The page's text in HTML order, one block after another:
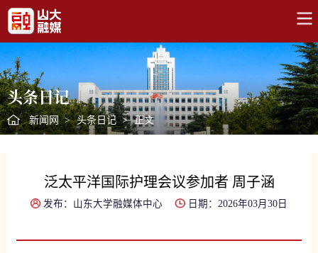
头条日记
新闻网 > 头条日记 > 正文
泛太平洋国际护理会议参加者 周子涵
发布：山东大学融媒体中心 日期：2026年03月30日